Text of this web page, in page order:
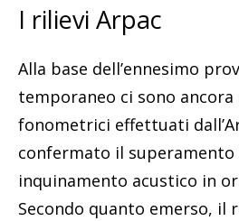
I rilievi Arpac
Alla base dell’ennesimo
temporaneo ci sono
fonometrici effettuati
confermato il
inquinamento acustico in
Secondo quanto emerso, il